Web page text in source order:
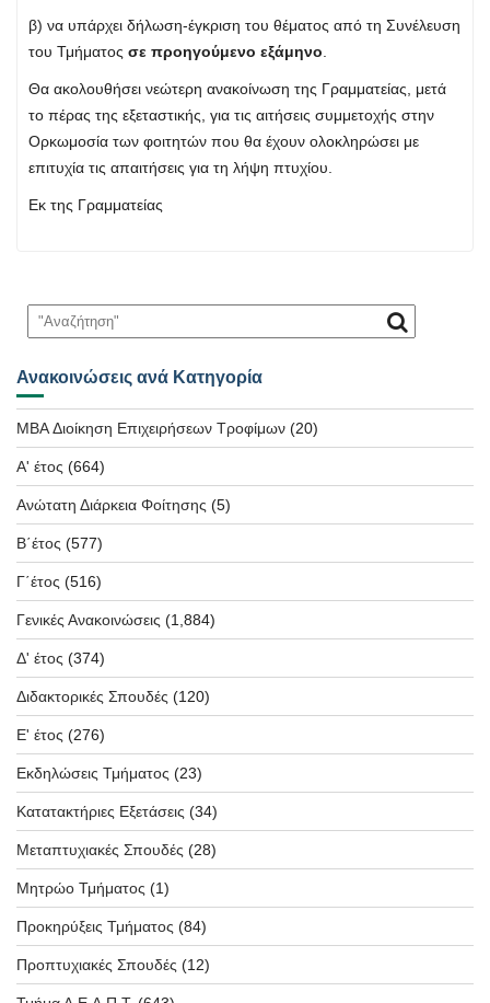
β) να υπάρχει δήλωση-έγκριση του θέματος από τη Συνέλευση
του Τμήματος σε προηγούμενο εξάμηνο.
Θα ακολουθήσει νεώτερη ανακοίνωση της Γραμματείας, μετά
το πέρας της εξεταστικής, για τις αιτήσεις συμμετοχής στην
Ορκωμοσία των φοιτητών που θα έχουν ολοκληρώσει με
επιτυχία τις απαιτήσεις για τη λήψη πτυχίου.
Εκ της Γραμματείας
Ανακοινώσεις ανά Κατηγορία
MBA Διοίκηση Επιχειρήσεων Τροφίμων (20)
Α' έτος (664)
Ανώτατη Διάρκεια Φοίτησης (5)
Β΄έτος (577)
Γ΄έτος (516)
Γενικές Ανακοινώσεις (1,884)
Δ' έτος (374)
Διδακτορικές Σπουδές (120)
Ε' έτος (276)
Εκδηλώσεις Τμήματος (23)
Κατατακτήριες Εξετάσεις (34)
Μεταπτυχιακές Σπουδές (28)
Μητρώο Τμήματος (1)
Προκηρύξεις Τμήματος (84)
Προπτυχιακές Σπουδές (12)